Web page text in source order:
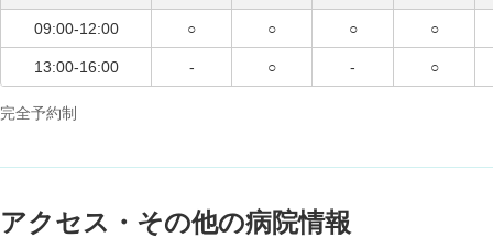
09:00-12:00 ○ ○ ○ ○
13:00-16:00 - ○ - ○
完全予約制
アクセス・その他の病院情報